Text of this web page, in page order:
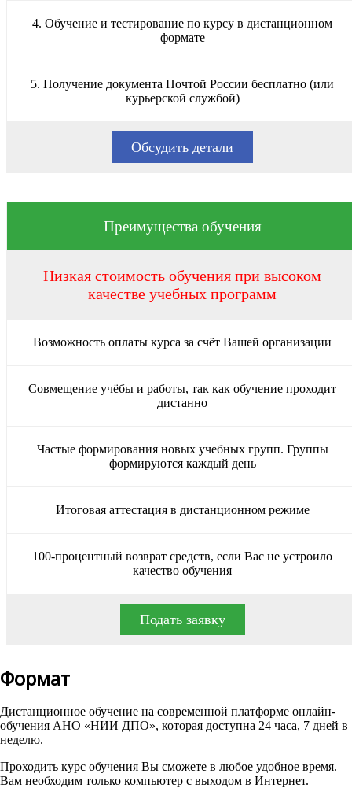
4. Обучение и тестирование по курсу в дистанционном
формате
5. Получение документа Почтой России бесплатно (или
курьерской службой)
Обсудить детали
Преимущества обучения
Низкая стоимость обучения при высоком
качестве учебных программ
Возможность оплаты курса за счёт Вашей организации
Совмещение учёбы и работы, так как обучение проходит
дистанно
Частые формирования новых учебных групп. Группы
формируются каждый день
Итоговая аттестация в дистанционном режиме
100-процентный возврат средств, если Вас не устроило
качество обучения
Подать заявку
Формат
Дистанционное обучение на современной платформе онлайн-
обучения АНО «НИИ ДПО», которая доступна 24 часа, 7 дней в
неделю.
Проходить курс обучения Вы сможете в любое удобное время.
Вам необходим только компьютер с выходом в Интернет.